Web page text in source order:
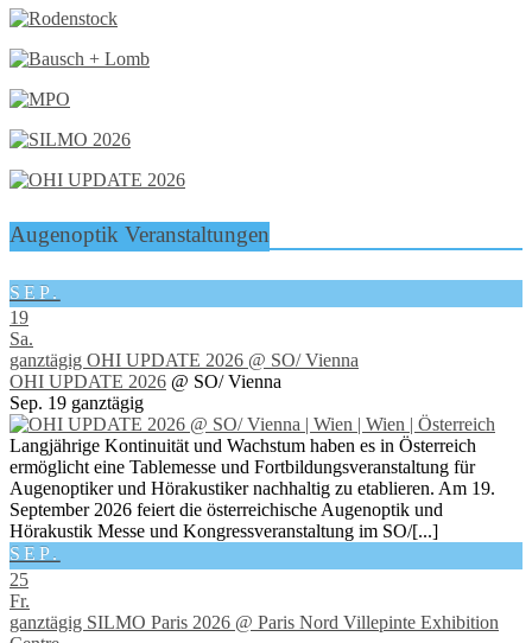
Augenoptik Veranstaltungen
SEP.
19
Sa.
ganztägig OHI UPDATE 2026 @ SO/ Vienna
OHI UPDATE 2026 @ SO/ Vienna
Sep. 19 ganztägig
Langjährige Kontinuität und Wachstum haben es in Österreich
ermöglicht eine Tablemesse und Fortbildungsveranstaltung für
Augenoptiker und Hörakustiker nachhaltig zu etablieren. Am 19.
September 2026 feiert die österreichische Augenoptik und
Hörakustik Messe und Kongressveranstaltung im SO/[...]
SEP.
25
Fr.
ganztägig SILMO Paris 2026 @ Paris Nord Villepinte Exhibition